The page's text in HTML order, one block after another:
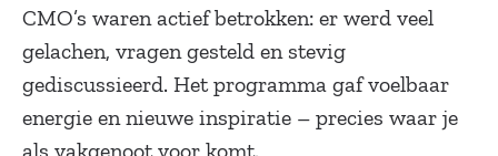
CMO’s waren actief betrokken: er werd veel
gelachen, vragen gesteld en stevig
gediscussieerd. Het programma gaf voelbaar
energie en nieuwe inspiratie – precies waar je